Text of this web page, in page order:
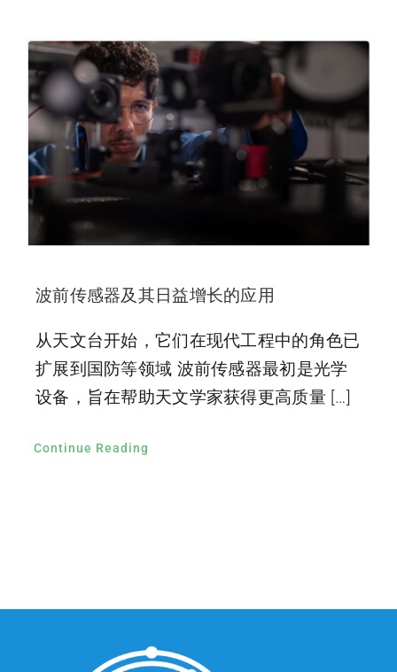
波前传感器及其日益增长的应用
从天文台开始，它们在现代工程中的角色已
扩展到国防等领域 波前传感器最初是光学
设备，旨在帮助天文学家获得更高质量 […]
Continue Reading